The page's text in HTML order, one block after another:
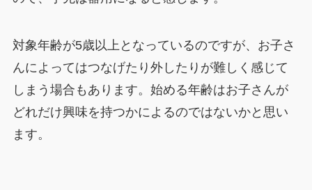
対象年齢が5歳以上となっているのですが、お子さ
んによってはつなげたり外したりが難しく感じて
しまう場合もあります。始める年齢はお子さんが
どれだけ興味を持つかによるのではないかと思い
ます。